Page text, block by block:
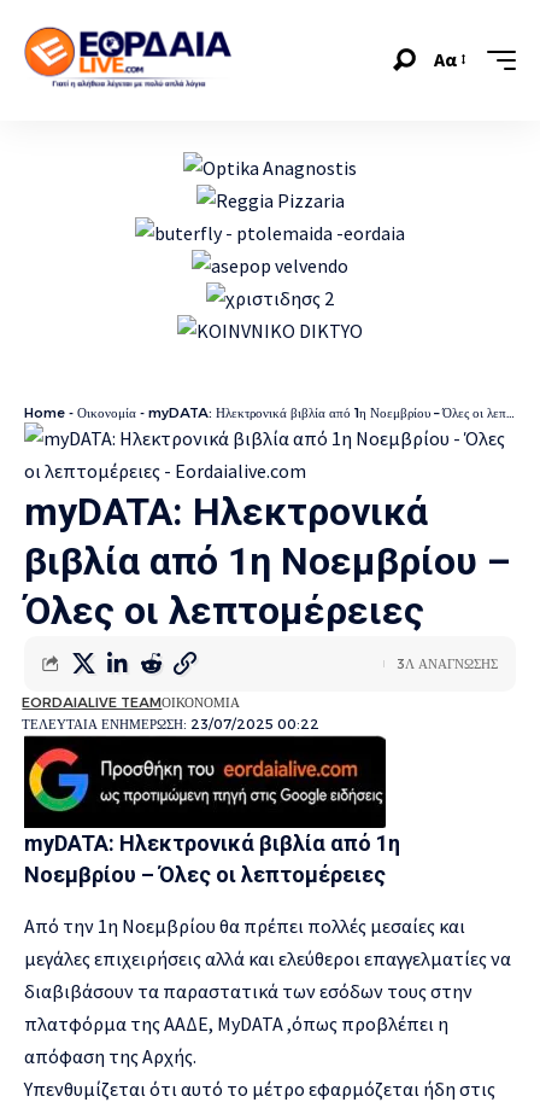
Αα
Home - Οικονομία - myDATA: Ηλεκτρονικά βιβλία από 1η Νοεμβρίου – Όλες οι λεπτομέρειες
myDATA: Ηλεκτρονικά
βιβλία από 1η Νοεμβρίου –
Όλες οι λεπτομέρειες
ΤΕΛΕΥΤΑΙΑ ΕΝΗΜΕΡΩΣΗ: 23/07/2025 00:22
EORDAIALIVE TEAMΟΙΚΟΝΟΜΙΑ
3Λ ΑΝΑΓΝΩΣΗΣ
myDATA: Ηλεκτρονικά βιβλία από 1η
Νοεμβρίου – Όλες οι λεπτομέρειες
Από την 1η Νοεμβρίου θα πρέπει πολλές μεσαίες και
μεγάλες επιχειρήσεις αλλά και ελεύθεροι επαγγελματίες να
διαβιβάσουν τα παραστατικά των εσόδων τους στην
πλατφόρμα της ΑΑΔΕ, MyDATA ,όπως προβλέπει η
απόφαση της Αρχής.
Yπενθυμίζεται ότι αυτό το μέτρο εφαρμόζεται ήδη στις